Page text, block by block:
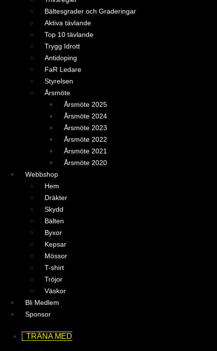
Bältesgrader och Graderingar
Aktiva tävlande
Top 10 tävlande
Trygg Idrott
Antidoping
FaR Ledare
Styrelsen
Årsmöte
Årsmöte 2025
Årsmöte 2024
Årsmöte 2023
Årsmöte 2022
Årsmöte 2021
Årsmöte 2020
Webbshop
Hem
Dräkter
Skydd
Bälten
Byxor
Kepsar
Mössor
T-shirt
Tröjor
Väskor
Bli Medlem
Sponsor
TRÄNA MED